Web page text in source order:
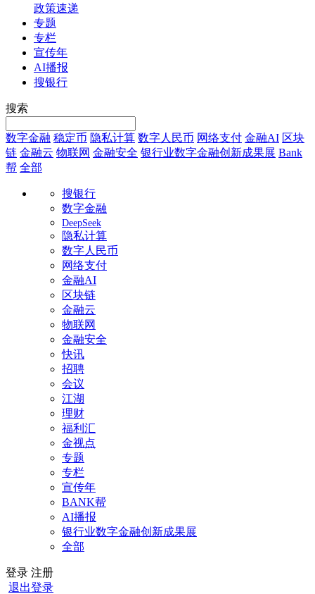
政策速递
专题
专栏
宣传年
AI播报
搜银行
搜索
数字金融 稳定币 隐私计算 数字人民币 网络支付 金融AI 区块
链 金融云 物联网 金融安全 银行业数字金融创新成果展 Bank
帮 全部
搜银行
数字金融
DeepSeek
隐私计算
数字人民币
网络支付
金融AI
区块链
金融云
物联网
金融安全
快讯
招聘
会议
江湖
理财
福利汇
金视点
专题
专栏
宣传年
BANK帮
AI播报
银行业数字金融创新成果展
全部
登录 注册
退出登录